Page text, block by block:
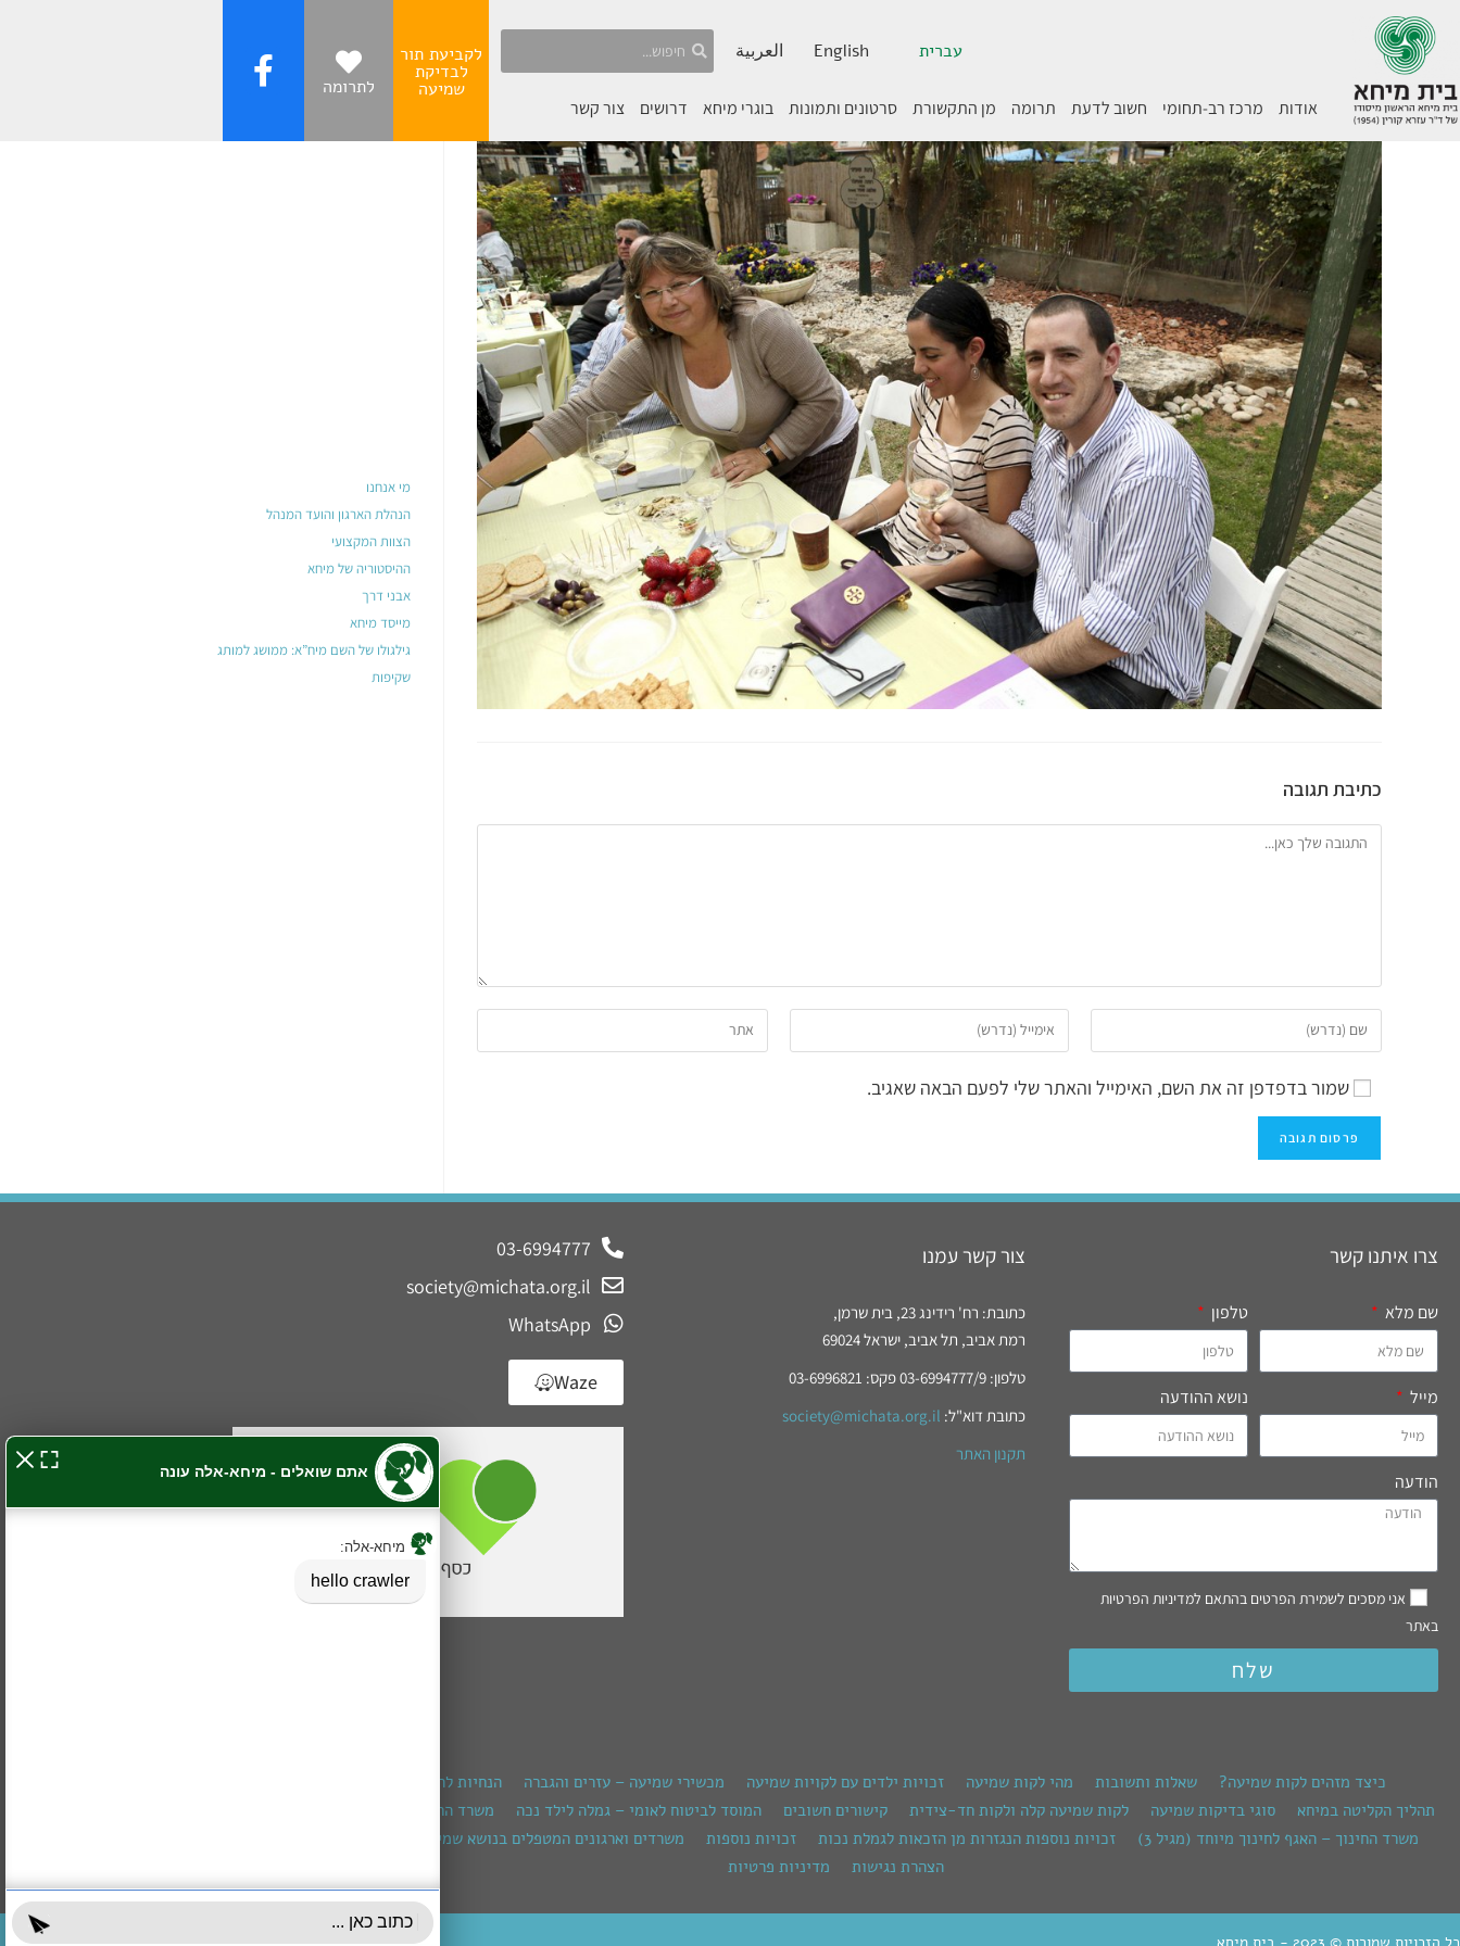
עברית English العربية
אודות מרכז רב-תחומי חשוב לדעת תרומה מן התקשורת סרטונים ותמונות בוגרי מיחא דרושים צור קשר
לקביעת תור
לבדיקת
שמיעה לתרומה
כתיבת תגובה
שמור בדפדפן זה את השם, האימייל והאתר שלי לפעם הבאה שאגיב.
מי אנחנו
הנהלת הארגון והועד המנהל
הצוות המקצועי
ההיסטוריה של מיחא
אבני דרך
מייסד מיחא
גילגולו של השם מיח”א: ממושג למותג
שקיפות
צרו איתנו קשר
שם מלא טלפון
מייל נושא ההודעה
הודעה
אני מסכים לשמירת הפרטים בהתאם למדיניות הפרטיות
באתר
שלח
צור קשר עמנו
כתובת: רח' רידינג 23, בית שרמן,
רמת אביב, תל אביב, ישראל 69024
טלפון: 03-6994777/9 פקס: 03-6996821
כתובת דוא"ל: society@michata.org.il
תקנון האתר
03-6994777
society@michata.org.il
WhatsApp
Waze
כיצד מזהים לקות שמיעה? שאלות ותשובות מהי לקות שמיעה זכויות ילדים עם לקויות שמיעה מכשירי שמיעה – עזרים והגברה
הנחיות להרכבת מכשיר שמיעה
תהליך הקליטה במיחא
סוגי בדיקות שמיעה לקות שמיעה קלה ולקות חד-צידית קישורים חשובים המוסד לביטוח לאומי – גמלה לילד נכה
משרד הרווחה (מגיל חצי שנה עד גיל 3)
משרד החינוך – האגף לחינוך מיוחד (מגיל 3)
זכויות נוספות הנגזרות מן הזכאות לגמלת נכות זכויות נוספות משרדים וארגונים המטפלים בנושא שמירה ומיצוי זכויות
הצהרת נגישות
מדיניות פרטיות
כל הזכויות שמורות © 2023 - בית מיחא